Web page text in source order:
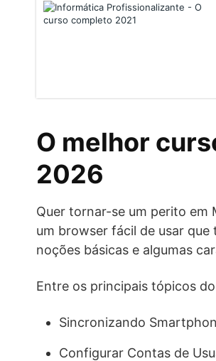
O melhor
2026
Quer tornar-se um perito em
um browser fácil de usar
noções básicas e algumas
Entre os principais tópicos
Sincronizando
Configurar Contas de